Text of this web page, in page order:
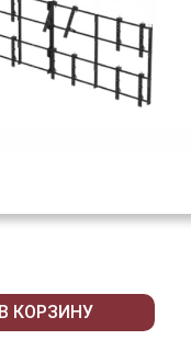
В КОРЗИНУ